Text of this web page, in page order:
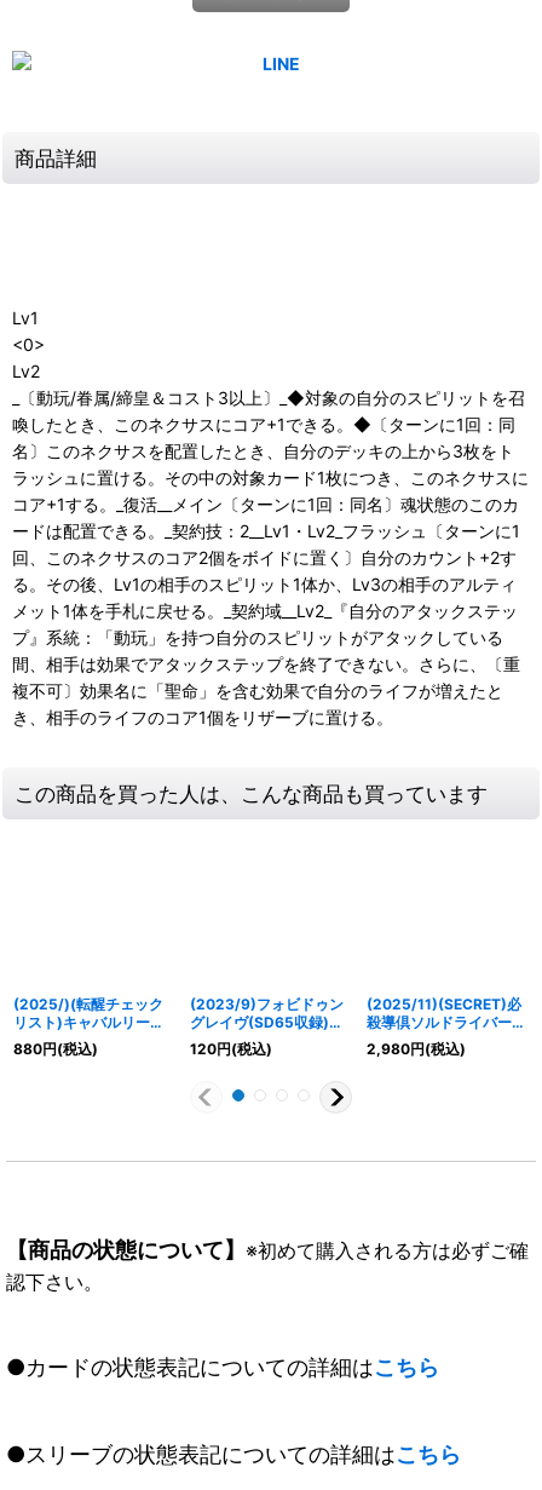
商品詳細
Lv1
<0>
Lv2
_〔動玩/眷属/締皇＆コスト3以上〕_◆対象の自分のスピリットを召
喚したとき、このネクサスにコア+1できる。◆〔ターンに1回：同
名〕このネクサスを配置したとき、自分のデッキの上から3枚をト
ラッシュに置ける。その中の対象カード1枚につき、このネクサスに
コア+1する。_復活__メイン〔ターンに1回：同名〕魂状態のこのカ
ードは配置できる。_契約技：2__Lv1・Lv2_フラッシュ〔ターンに1
回、このネクサスのコア2個をボイドに置く〕自分のカウント+2す
る。その後、Lv1の相手のスピリット1体か、Lv3の相手のアルティ
メット1体を手札に戻せる。_契約域__Lv2_『自分のアタックステッ
プ』系統：「動玩」を持つ自分のスピリットがアタックしている
間、相手は効果でアタックステップを終了できない。さらに、〔重
複不可〕効果名に「聖命」を含む効果で自分のライフが増えたと
き、相手のライフのコア1個をリザーブに置ける。
この商品を買った人は、こんな商品も買っています
(2025/)(転醒チェック
リスト)キャバルリース
ラッシュ/ソーディア
ス・アーサー・オリジン
880円(税込)
(2023/9)フォビドゥン
グレイヴ(SD65収録)
【C】{BS26-075}
《紫》
120円(税込)
(2025/11)(SECRET)必
殺導倶ソルドライバー
【CP-SEC】{BS71-
CP05}《黄》
2,980円(税込)
【商品の状態について】 ※初めて購入される方は必ずご確
認下さい。
●カードの状態表記についての詳細はこちら
●スリーブの状態表記についての詳細はこちら